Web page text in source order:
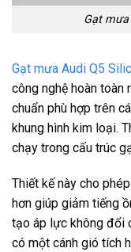
Gạt
Gạt mưa Audi Q5
công nghệ hoàn toàn
chuẩn phù hợp trên
khung hình kim loại.
chạy trong cấu trúc
Thiết kế này cho
hơn giúp giảm tiếng
tạo áp lực không đổi
có một cánh gió tích